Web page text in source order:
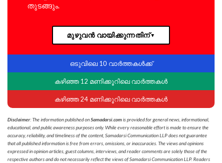
തുടങ്ങും.
മുഴുവൻ വായിക്കുന്നതിന്▼
ഒടുവിലെ 10 വാർത്തകൾക്ക്
കഴിഞ്ഞ 12 മണിക്കൂറിലെ വാർത്തകൾ
കഴിഞ്ഞ 24 മണിക്കൂറിലെ വാർത്തകൾ
Disclaimer: The information published onSamadarsi.comis provided for general news, informational,
educational, and public awareness purposes only. While every reasonable effort is made to ensure the
accuracy, reliability, and timeliness of the content, Samadarsi Communication LLP does not guarantee
that all published information is free from errors, omissions, or inaccuracies. The views and opinions
expressed in opinion articles, guest columns, interviews, and reader comments are solely those of the
respective authors and do not necessarily reflect the views of Samadarsi Communication LLP. Readers